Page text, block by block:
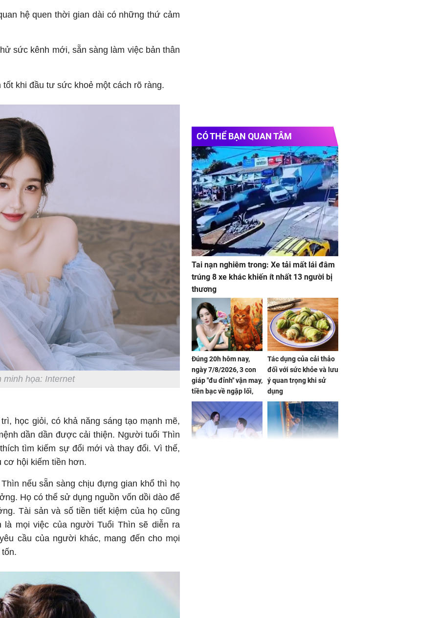
hệ quen thời gian dài có những thứ cảm
sức kênh mới, sẵn sàng làm việc bản thân
khi đầu tư sức khoẻ một cách rõ ràng.
minh họa: Internet
học giỏi, có khả năng sáng tạo mạnh mẽ,
dần dần được cải thiện. Người tuổi Thìn
tìm kiếm sự đổi mới và thay đổi. Vì thế,
cơ hội kiếm tiền hơn.
nếu sẵn sàng chịu đựng gian khổ thì họ
Họ có thể sử dụng nguồn vốn dồi dào để
Tài sản và số tiền tiết kiệm của họ cũng
là mọi việc của người Tuổi Thìn sẽ diễn ra
cầu của người khác, mang đến cho mọi
tốn.
CÓ THỂ BẠN QUAN TÂM
Tai nạn nghiêm trong: Xe tải mất lái đâm
trúng 8 xe khác khiến ít nhất 13 người bị
thương
Đúng 20h hôm nay,
ngày 7/8/2026, 3 con
giáp "đu đỉnh" vận may,
tiền bạc về ngập lối,
đón lộc ấm no, tình
tiền viên mãn
Tác dụng của cải thảo
đối với sức khỏe và lưu
ý quan trọng khi sử
dụng